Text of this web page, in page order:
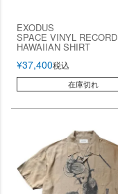
EXODUS
SPACE VINYL RECORD
HAWAIIAN SHIRT
¥37,400税込
在庫切れ